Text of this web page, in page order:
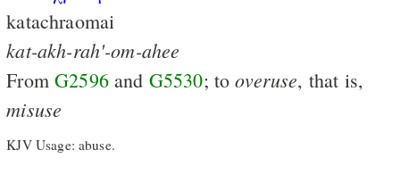
katachraomai
kat-akh-rah'-om-ahee
FromG2596and G5530; tooveruse, that is,
misuse
KJV Usage: abuse.